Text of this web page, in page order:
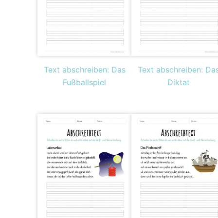
Text abschreiben: Das
Fußballspiel
Text abschreiben:
Diktat